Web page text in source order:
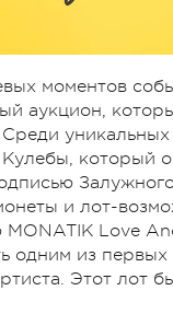
моментов
аукцион,
который
и лот-
MONATIK Love
одним из первых
Этот лот